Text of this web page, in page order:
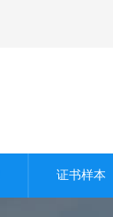
证书样本